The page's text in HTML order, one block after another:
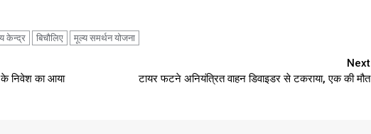
केन्द्र बिचौलिए मूल्य समर्थन योजना
निवेश का आया
Next
टायर फटने अनियंत्रित वाहन डिवाइडर से टकराया, एक की मौत